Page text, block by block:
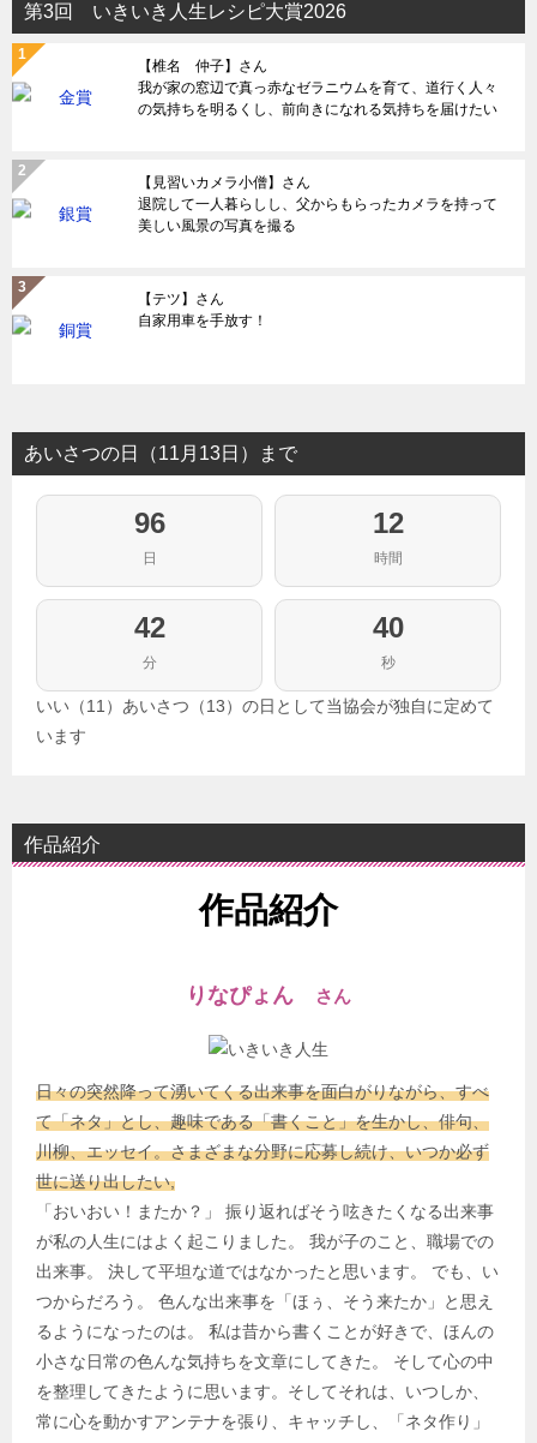
第3回 いきいき人生レシピ大賞2026
【椎名 仲子】さん
我が家の窓辺で真っ赤なゼラニウムを育て、道行く人々
の気持ちを明るくし、前向きになれる気持ちを届けたい
【見習いカメラ小僧】さん
退院して一人暮らしし、父からもらったカメラを持って
美しい風景の写真を撮る
【テツ】さん
自家用車を手放す！
あいさつの日（11月13日）まで
96
日
12
時間
42
分
39
秒
いい（11）あいさつ（13）の日として当協会が独自に定めて
います
作品紹介
作品紹介
りなぴょん さん
日々の突然降って湧いてくる出来事を面白がりながら、すべ
て「ネタ」とし、趣味である「書くこと」を生かし、俳句、
川柳、エッセイ。さまざまな分野に応募し続け、いつか必ず
世に送り出したい,
「おいおい！またか？」 振り返ればそう呟きたくなる出来事
が私の人生にはよく起こりました。 我が子のこと、職場での
出来事。 決して平坦な道ではなかったと思います。 でも、い
つからだろう。 色んな出来事を「ほぅ、そう来たか」と思え
るようになったのは。 私は昔から書くことが好きで、ほんの
小さな日常の色んな気持ちを文章にしてきた。 そして心の中
を整理してきたように思います。そしてそれは、いつしか、
常に心を動かすアンテナを張り、キャッチし、「ネタ作り」